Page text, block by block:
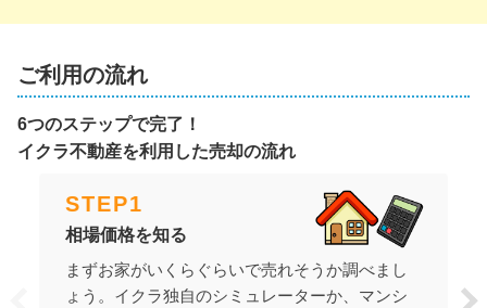
ご利用の流れ
6つのステップで完了！
イクラ不動産を利用した売却の流れ
STEP1
相場価格を知る
まずお家がいくらぐらいで売れそうか調べまし
ょう。イクラ独自のシミュレーターか、マンシ